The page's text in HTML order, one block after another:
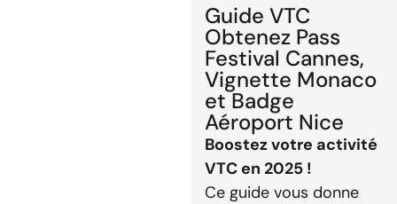
Guide VTC
Obtenez Pass
Festival Cannes,
Vignette Monaco
et Badge
Aéroport Nice
Boostez votre activité
VTC en 2025 !
Ce guide vous donne